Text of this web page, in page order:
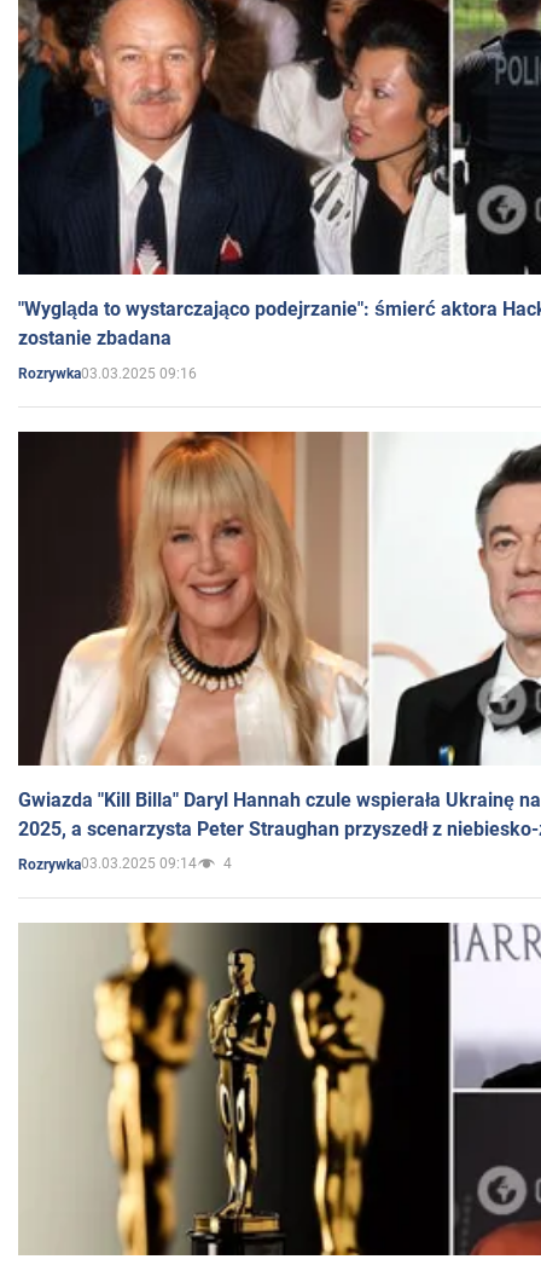
"Wygląda to wystarczająco podejrzanie": śmierć aktora
zostanie zbadana
Rozrywka03.03.2025 09:16
Gwiazda "Kill Billa" Daryl Hannah czule wspierała Ukrainę
2025, a scenarzysta Peter Straughan przyszedł z
Rozrywka03.03.2025 09:14 4